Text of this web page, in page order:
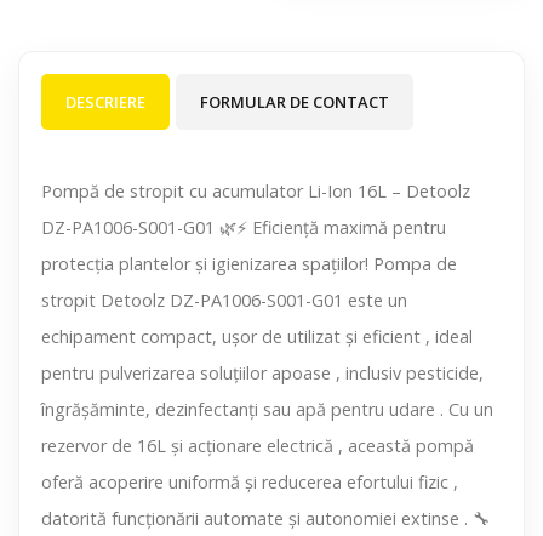
DESCRIERE FORMULAR DE CONTACT
Pompă de stropit cu acumulator Li-Ion 16L – Detoolz
DZ-PA1006-S001-G01 🌿⚡ Eficiență maximă pentru
protecția plantelor și igienizarea spațiilor! Pompa de
stropit Detoolz DZ-PA1006-S001-G01 este un
echipament compact, ușor de utilizat și eficient , ideal
pentru pulverizarea soluțiilor apoase , inclusiv pesticide,
îngrășăminte, dezinfectanți sau apă pentru udare . Cu un
rezervor de 16L și acționare electrică , această pompă
oferă acoperire uniformă și reducerea efortului fizic ,
datorită funcționării automate și autonomiei extinse . 🔧